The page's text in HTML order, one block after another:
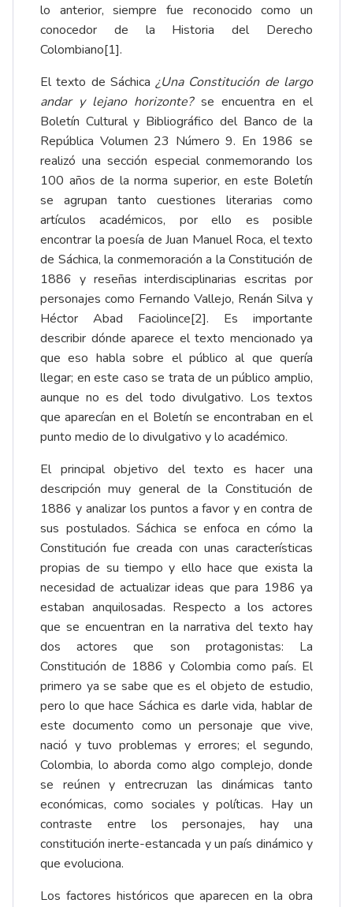
lo anterior, siempre fue reconocido como un
conocedor de la Historia del Derecho
Colombiano[1].
El texto de Sáchica¿Una Constitución de largo
andar y lejano horizonte? se encuentra en el
Boletín Cultural y Bibliográfico del Banco de la
República Volumen 23 Número 9. En 1986 se
realizó una sección especial conmemorando los
100 años de la norma superior, en este Boletín
se agrupan tanto cuestiones literarias como
artículos académicos, por ello es posible
encontrar la poesía de Juan Manuel Roca, el texto
de Sáchica, la conmemoración a la Constitución de
1886 y reseñas interdisciplinarias escritas por
personajes como Fernando Vallejo, Renán Silva y
Héctor Abad Faciolince[2]. Es importante
describir dónde aparece el texto mencionado ya
que eso habla sobre el público al que quería
llegar; en este caso se trata de un público amplio,
aunque no es del todo divulgativo. Los textos
que aparecían en el Boletín se encontraban en el
punto medio de lo divulgativo y lo académico.
El principal objetivo del texto es hacer una
descripción muy general de la Constitución de
1886 y analizar los puntos a favor y en contra de
sus postulados. Sáchica se enfoca en cómo la
Constitución fue creada con unas características
propias de su tiempo y ello hace que exista la
necesidad de actualizar ideas que para 1986 ya
estaban anquilosadas. Respecto a los actores
que se encuentran en la narrativa del texto hay
dos actores que son protagonistas: La
Constitución de 1886 y Colombia como país. El
primero ya se sabe que es el objeto de estudio,
pero lo que hace Sáchica es darle vida, hablar de
este documento como un personaje que vive,
nació y tuvo problemas y errores; el segundo,
Colombia, lo aborda como algo complejo, donde
se reúnen y entrecruzan las dinámicas tanto
económicas, como sociales y políticas. Hay un
contraste entre los personajes, hay una
constitución inerte-estancada y un país dinámico y
que evoluciona.
Los factores históricos que aparecen en la obra